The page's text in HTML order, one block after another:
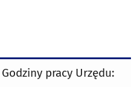
Godziny pracy Urzędu: